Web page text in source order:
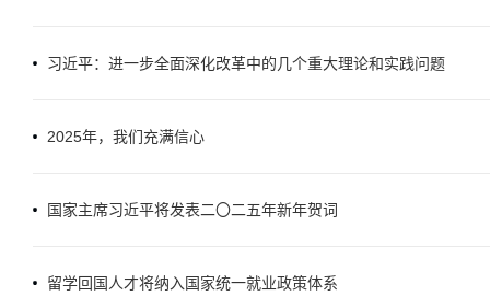
习近平：进一步全面深化改革中的几个重大理论和实践问题
2025年，我们充满信心
国家主席习近平将发表二〇二五年新年贺词
留学回国人才将纳入国家统一就业政策体系